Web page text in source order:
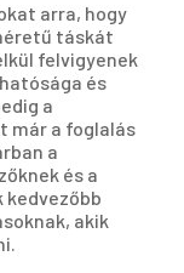
arra, hogy
táskát
felvigyenek
és
a
már a foglalás
a
és a
kedvezőbb
akik